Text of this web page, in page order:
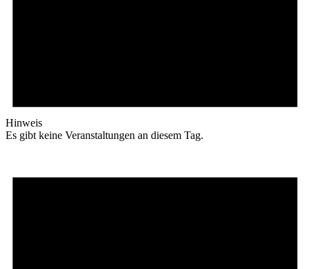
Hinweis
Es gibt keine Veranstaltungen an diesem Tag.